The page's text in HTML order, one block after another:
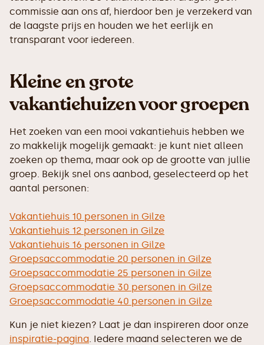
commissie aan ons af, hierdoor ben je verzekerd van
de laagste prijs en houden we het eerlijk en
transparant voor iedereen.
Kleine en grote
vakantiehuizen voor groepen
Het zoeken van een mooi vakantiehuis hebben we
zo makkelijk mogelijk gemaakt: je kunt niet alleen
zoeken op thema, maar ook op de grootte van jullie
groep. Bekijk snel ons aanbod, geselecteerd op het
aantal personen:
Vakantiehuis 10 personen in Gilze
Vakantiehuis 12 personen in Gilze
Vakantiehuis 16 personen in Gilze
Groepsaccommodatie 20 personen in Gilze
Groepsaccommodatie 25 personen in Gilze
Groepsaccommodatie 30 personen in Gilze
Groepsaccommodatie 40 personen in Gilze
Kun je niet kiezen? Laat je dan inspireren door onze
inspiratie-pagina. Iedere maand selecteren we de